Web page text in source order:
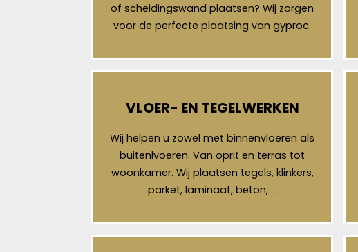
of scheidingswand plaatsen? Wij zorgen
voor de perfecte plaatsing van gyproc.
VLOER- EN TEGELWERKEN
Wij helpen u zowel met binnenvloeren als
buitenlvoeren. Van oprit en terras tot
woonkamer. Wij plaatsen tegels, klinkers,
parket, laminaat, beton, …